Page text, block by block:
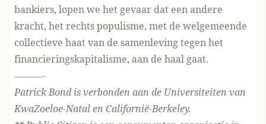
bankiers, lopen we het gevaar dat een andere
kracht, het rechts populisme, met de welgemeende
collectieve haat van de samenleving tegen het
financieringskapitalisme, aan de haal gaat.
———-
Patrick Bond is verbonden aan de Universiteiten van
KwaZoeloe-Natal en Californië-Berkeley.